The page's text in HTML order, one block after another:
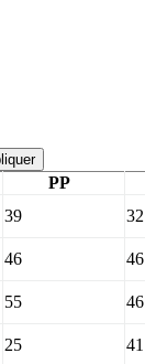
PP
39 32
46 46
55 46
25 41